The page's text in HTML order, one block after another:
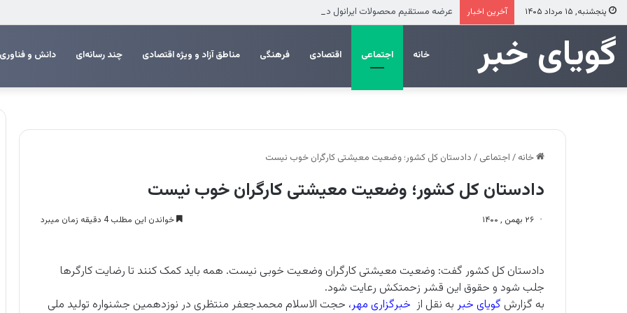
پنجشنبه, ۱۵ مرداد ۱۴۰۵ آخرین اخبار عرضه مستقیم محصولات ایرانول در ایام اربعین
‌‌‌گویای خبر خانه اجتماعی اقتصادی فرهنگی مناطق آزاد و ویژه اقتصادی چند رسانه‌ای دانش و فناوری
خانه / اجتماعی / دادستان کل کشور؛ وضعیت معیشتی کارگران خوب نیست
دادستان کل کشور؛ وضعیت معیشتی کارگران خوب نیست
۲۶ بهمن , ۱۴۰۰ خواندن این مطلب 4 دقیقه زمان میبرد
دادستان کل کشور گفت: وضعیت معیشتی کارگران وضعیت خوبی نیست. همه باید کمک کنند تا رضایت کارگرها
جلب شود و حقوق این قشر زحمتکش رعایت شود.
به گزارش گویای خبر به نقل از خبرگزاری مهر، حجت الاسلام محمدجعفر منتظری در نوزدهمین جشنواره تولید ملی